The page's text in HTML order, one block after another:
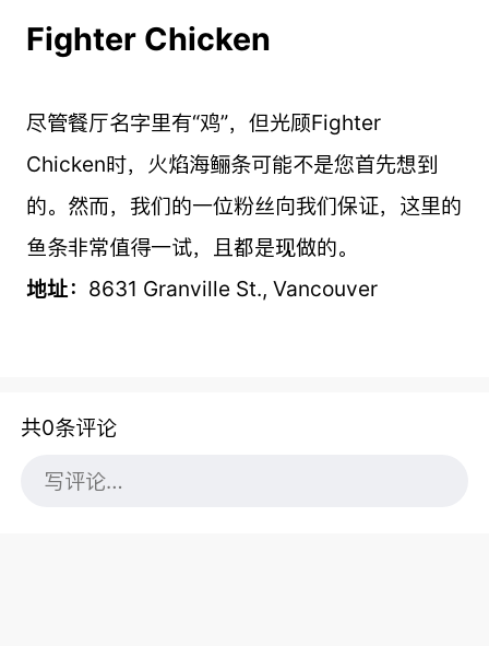
Fighter Chicken
尽管餐厅名字里有“鸡”，但光顾Fighter
Chicken时，火焰海鲡条可能不是您首先想到
的。然而，我们的一位粉丝向我们保证，这里的
鱼条非常值得一试，且都是现做的。
地址： 8631 Granville St., Vancouver
共0条评论